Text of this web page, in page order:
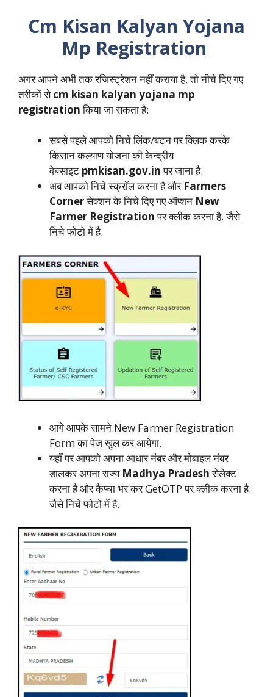
Cm Kisan Kalyan Yojana
Mp Registration
अगर आपने अभी तक रजिस्ट्रेशन नहीं कराया है, तो नीचे दिए गए
तरीकों सेcm kisan kalyan yojana mp
registrationकिया जा सकता है:
सबसे पहले आपको निचे लिंक/बटन पर क्लिक करके
किसान कल्याण योजना की केन्द्रीय
वेबसाइट pmkisan.gov.inपर जाना है.
अब आपको निचे स्क्रॉल करना है और Farmers
Cornerसेक्शन के निचे दिए गए ऑप्शन New
Farmer Registrationपर क्लीक करना है. जैसे
निचे फोटो में है.
आगे आपके सामने New Farmer Registration
Form का पेज खुल कर आयेगा.
यहाँ पर आपको अपना आधार नंबर और मोबाइल नंबर
डालकर अपना राज्य Madhya Pradeshसेलेक्ट
करना है और कैप्चा भर कर GetOTP पर क्लीक करना है.
जैसे निचे फोटो में है.